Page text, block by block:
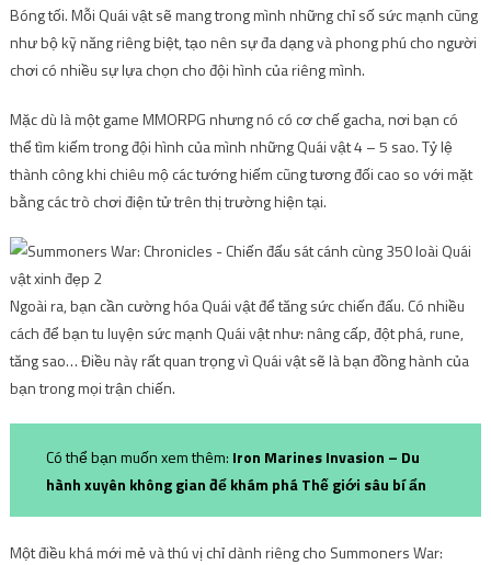
Bóng tối. Mỗi Quái vật sẽ mang trong mình những chỉ số sức mạnh cũng
như bộ kỹ năng riêng biệt, tạo nên sự đa dạng và phong phú cho người
chơi có nhiều sự lựa chọn cho đội hình của riêng mình.
Mặc dù là một game MMORPG nhưng nó có cơ chế gacha, nơi bạn có
thể tìm kiếm trong đội hình của mình những Quái vật 4 – 5 sao. Tỷ lệ
thành công khi chiêu mộ các tướng hiếm cũng tương đối cao so với mặt
bằng các trò chơi điện tử trên thị trường hiện tại.
Ngoài ra, bạn cần cường hóa Quái vật để tăng sức chiến đấu. Có nhiều
cách để bạn tu luyện sức mạnh Quái vật như: nâng cấp, đột phá, rune,
tăng sao… Điều này rất quan trọng vì Quái vật sẽ là bạn đồng hành của
bạn trong mọi trận chiến.
Có thể bạn muốn xem thêm: Iron Marines Invasion – Du
hành xuyên không gian để khám phá Thế giới sâu bí ẩn
Một điều khá mới mẻ và thú vị chỉ dành riêng cho Summoners War: